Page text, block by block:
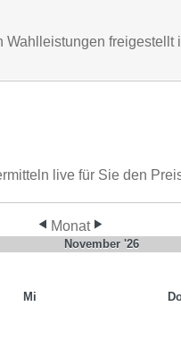
freigestellt
live für Sie den
Monat
November '26
Mi